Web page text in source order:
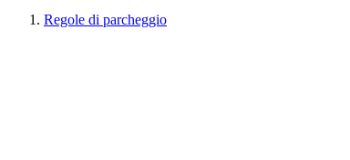
Regole di parcheggio